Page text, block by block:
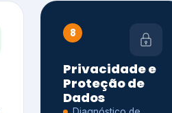
8
Privacidade e
Proteção de
Dados